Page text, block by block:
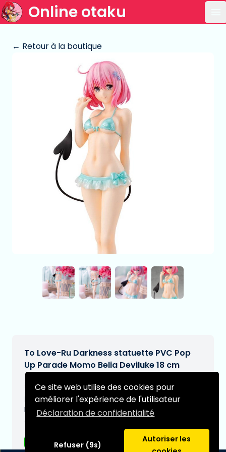
Ce site web utilise des cookies pour
améliorer l'expérience de l'utilisateur
Déclaration de confidentialité
Refuser (9s)
Autoriser les
Online otaku
← Retour à la boutique
To Love-Ru Darkness statuette PVC Pop
Up Parade Momo Belia Deviluke 18 cm
€39,95 [Sous réserve de modifications]
Date de livraison prévue:
N/A
Type:
Figurines d'anime